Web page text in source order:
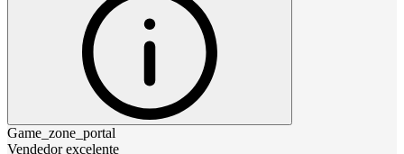
Game_zone_portal
Vendedor excelente